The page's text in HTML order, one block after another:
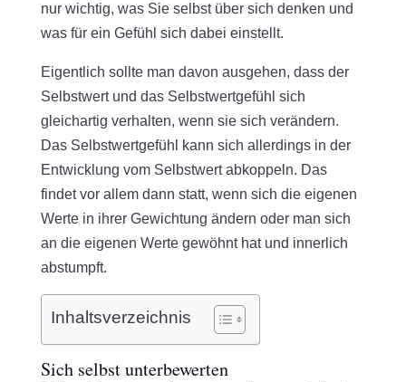
nur wichtig, was Sie selbst über sich denken und
was für ein Gefühl sich dabei einstellt.
Eigentlich sollte man davon ausgehen, dass der
Selbstwert und das Selbstwertgefühl sich
gleichartig verhalten, wenn sie sich verändern.
Das Selbstwertgefühl kann sich allerdings in der
Entwicklung vom Selbstwert abkoppeln. Das
findet vor allem dann statt, wenn sich die eigenen
Werte in ihrer Gewichtung ändern oder man sich
an die eigenen Werte gewöhnt hat und innerlich
abstumpft.
Inhaltsverzeichnis
Sich selbst unterbewerten